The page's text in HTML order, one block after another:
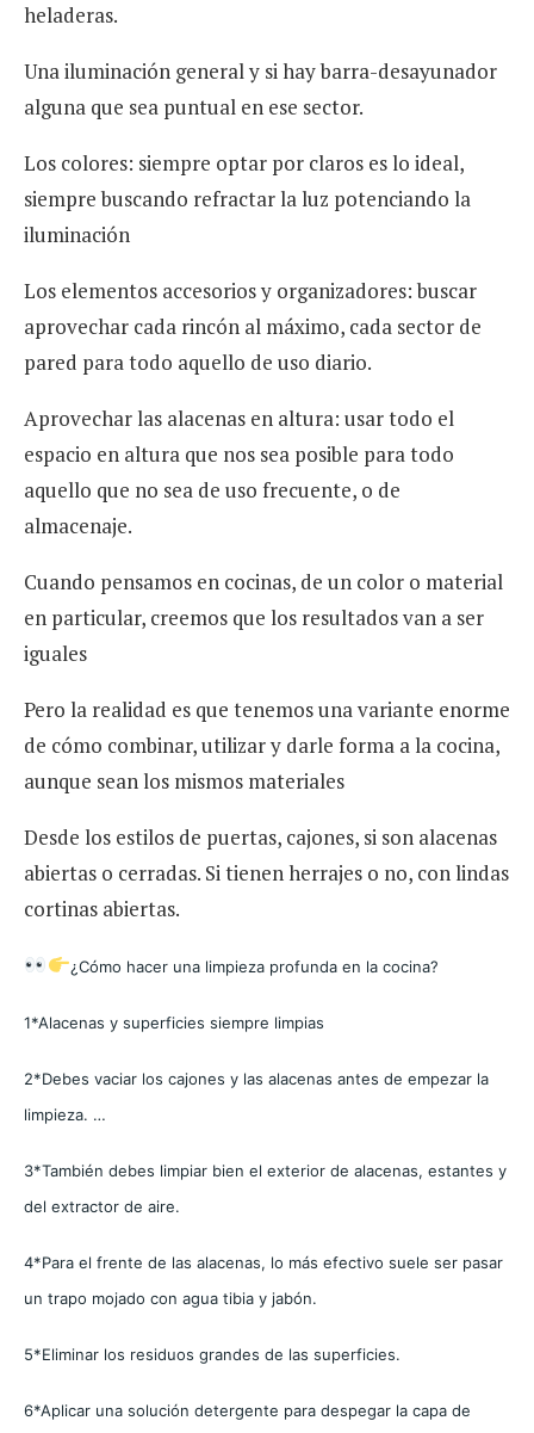
heladeras.
Una iluminación general y si hay barra-desayunador
alguna que sea puntual en ese sector.
Los colores: siempre optar por claros es lo ideal,
siempre buscando refractar la luz potenciando la
iluminación
Los elementos accesorios y organizadores: buscar
aprovechar cada rincón al máximo, cada sector de
pared para todo aquello de uso diario.
Aprovechar las alacenas en altura: usar todo el
espacio en altura que nos sea posible para todo
aquello que no sea de uso frecuente, o de
almacenaje.
Cuando pensamos en cocinas, de un color o material
en particular, creemos que los resultados van a ser
iguales
Pero la realidad es que tenemos una variante enorme
de cómo combinar, utilizar y darle forma a la cocina,
aunque sean los mismos materiales
Desde los estilos de puertas, cajones, si son alacenas
abiertas o cerradas. Si tienen herrajes o no, con lindas
cortinas abiertas.
¿Cómo hacer una limpieza profunda en la cocina?
1*Alacenas y superficies siempre limpias
2*Debes vaciar los cajones y las alacenas antes de empezar la
limpieza. …
3*También debes limpiar bien el exterior de alacenas, estantes y
del extractor de aire.
4*Para el frente de las alacenas, lo más efectivo suele ser pasar
un trapo mojado con agua tibia y jabón.
5*Eliminar los residuos grandes de las superficies.
6*Aplicar una solución detergente para despegar la capa de